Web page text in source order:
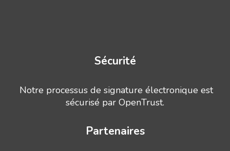
Sécurité
Notre processus de signature électronique est
sécurisé par OpenTrust.
Partenaires